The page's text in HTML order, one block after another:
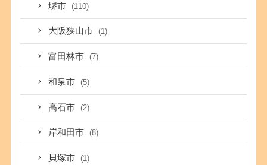
堺市 (110)
大阪狭山市 (1)
富田林市 (7)
和泉市 (5)
高石市 (2)
岸和田市 (8)
貝塚市 (1)